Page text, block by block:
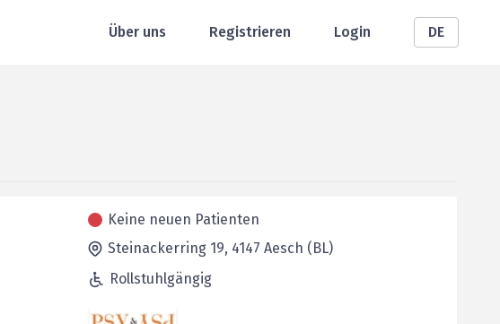
Über uns Registrieren Login DE
Keine neuen Patienten
Steinackerring 19, 4147 Aesch (BL)
Rollstuhlgängig